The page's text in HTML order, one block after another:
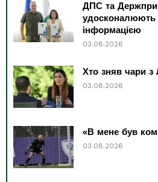
ДПС та
удосконалюють
інформацією
03.08.2026
Хто зняв чари
03.08.2026
«В мене був
03.08.2026